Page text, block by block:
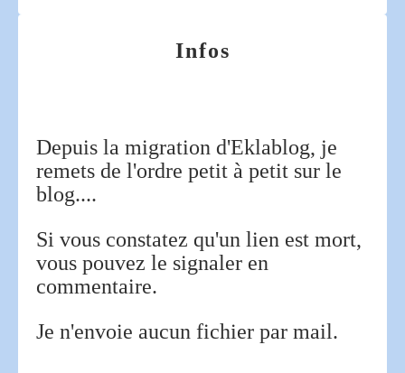
Infos
Depuis la migration d'Eklablog, je
remets de l'ordre petit à petit sur le
blog....
Si vous constatez qu'un lien est mort,
vous pouvez le signaler en
commentaire.
Je n'envoie aucun fichier par mail.